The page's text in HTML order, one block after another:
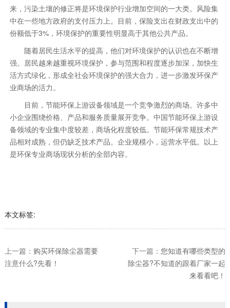
来，污染土壤的修正将是环境保护行业增加空间的一大类。风险集
中在一些地方政府的支付压力上。目前，保险支出在财政支出中的
份额低于3%，环境保护的重要性明显高于其他公共产品。
随着居民生活水平的提高，他们对环境保护的认识也在不断增
强。居民越来越重视环境保护，参与范围和程度逐步加深，加快生
活方式绿化，形成全社会环境保护的强大合力，进一步激发环保产
业商场的活力。
目前，节能环保上游设备领域是一个竞争激烈的商场。许多中
小企业围绕价格、产品和服务质量展开竞争。中国节能环保上游设
备领域的专业集中度较差，商场化程度较低。节能环保常规技术产
品相对成熟，但仍缺乏技术产品。企业规模小，运营水平低。以上
是环保专业商场现状分析的全部内容。
本文标签:
上一篇： 购买环保除尘器需要
注意什么?先看！
下一篇：您知道有哪些类型的
除尘器?不知道的跟着厂家一起
来看看吧！